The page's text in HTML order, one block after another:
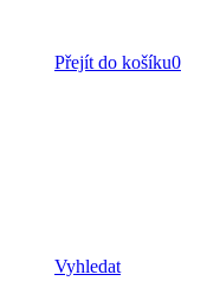
Přejít do košíku0
Vyhledat